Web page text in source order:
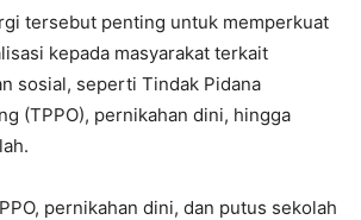
tersebut penting untuk memperkuat
kepada masyarakat terkait
sosial, seperti Tindak Pidana
(TPPO), pernikahan dini, hingga
pernikahan dini, dan putus sekolah